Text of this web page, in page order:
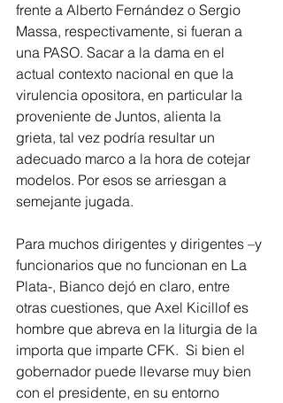
frente a Alberto Fernández o Sergio
Massa, respectivamente, si fueran a
una PASO. Sacar a la dama en el
actual contexto nacional en que la
virulencia opositora, en particular la
proveniente de Juntos, alienta la
grieta, tal vez podría resultar un
adecuado marco a la hora de cotejar
modelos. Por esos se arriesgan a
semejante jugada.
Para muchos dirigentes y dirigentes –y
funcionarios que no funcionan en La
Plata-, Bianco dejó en claro, entre
otras cuestiones, que Axel Kicillof es
hombre que abreva en la liturgia de la
importa que imparte CFK.  Si bien el
gobernador puede llevarse muy bien
con el presidente, en su entorno